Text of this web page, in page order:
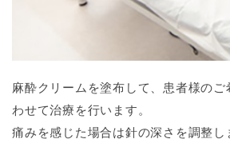
麻酔クリームを塗布して、患者様の
わせて治療を行います。
痛みを感じた場合は針の深さを調整し